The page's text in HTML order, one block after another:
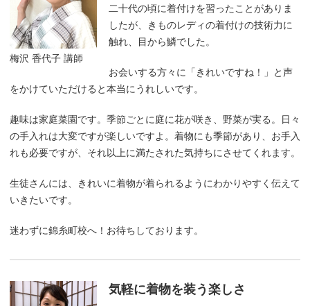
梅沢 香代子 講師
二十代の頃に着付けを習ったことがありま
したが、きものレディの着付けの技術力に
触れ、目から鱗でした。
お会いする方々に「きれいですね！」と声
をかけていただけると本当にうれしいです。
趣味は家庭菜園です。季節ごとに庭に花が咲き、野菜が実る。日々
の手入れは大変ですが楽しいですよ。着物にも季節があり、お手入
れも必要ですが、それ以上に満たされた気持ちにさせてくれます。
生徒さんには、きれいに着物が着られるようにわかりやすく伝えて
いきたいです。
迷わずに錦糸町校へ！お待ちしております。
気軽に着物を装う楽しさ